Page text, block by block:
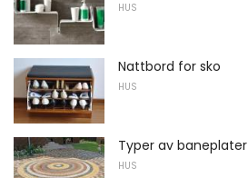
HUS
Nattbord for sko
HUS
Typer av baneplater
HUS